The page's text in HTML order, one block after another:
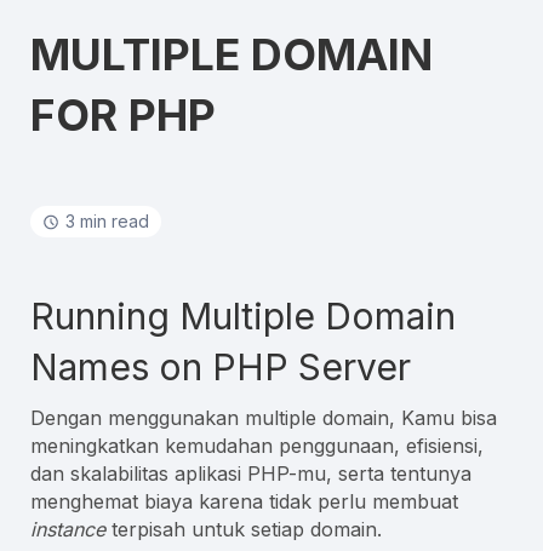
MULTIPLE DOMAIN
FOR PHP
3 min read
Running Multiple Domain
Names on PHP Server
Dengan menggunakan multiple domain, Kamu bisa
meningkatkan kemudahan penggunaan, efisiensi,
dan skalabilitas aplikasi PHP-mu, serta tentunya
menghemat biaya karena tidak perlu membuat
instanceterpisah untuk setiap domain.